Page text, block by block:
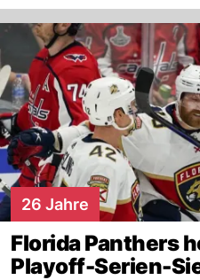
26 Jahre
Florida Panthers
Playoff-Serien-